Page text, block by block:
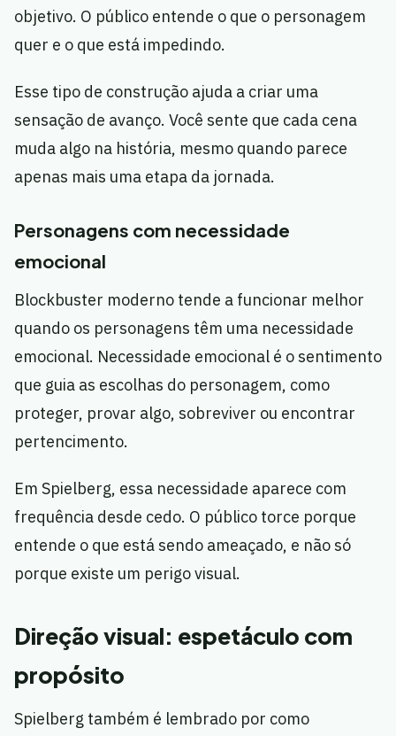
objetivo. O público entende o que o personagem
quer e o que está impedindo.
Esse tipo de construção ajuda a criar uma
sensação de avanço. Você sente que cada cena
muda algo na história, mesmo quando parece
apenas mais uma etapa da jornada.
Personagens com necessidade
emocional
Blockbuster moderno tende a funcionar melhor
quando os personagens têm uma necessidade
emocional. Necessidade emocional é o sentimento
que guia as escolhas do personagem, como
proteger, provar algo, sobreviver ou encontrar
pertencimento.
Em Spielberg, essa necessidade aparece com
frequência desde cedo. O público torce porque
entende o que está sendo ameaçado, e não só
porque existe um perigo visual.
Direção visual: espetáculo com
propósito
Spielberg também é lembrado por como